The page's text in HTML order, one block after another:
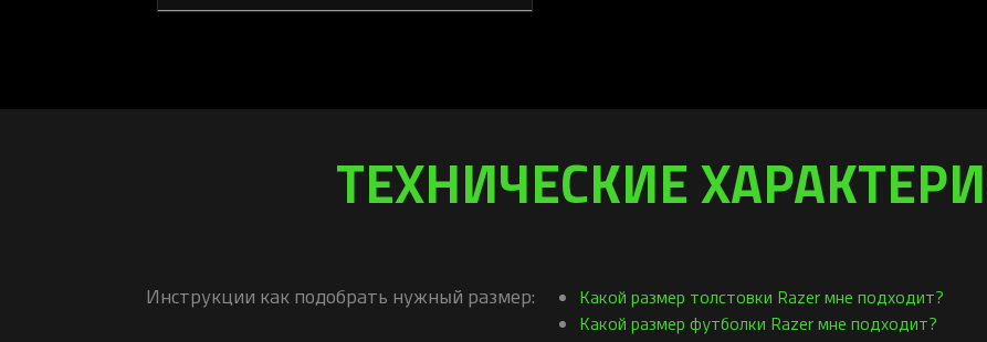
ТЕХНИЧЕСКИЕ
Инструкции как подобрать нужный размер:
Какой размер толстовки Razer мне подходит?
Какой размер футболки Razer мне подходит?